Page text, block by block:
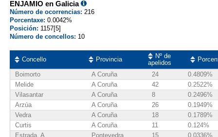
ENJAMIO en Galicia
Número de ocorrencias: 216
Porcentaxe: 0.0042%
Posición: 1157[5]
Número de concellos: 10
Concello Provincia
Nº de
apelidos
Boimorto A Coruña 24
0.4809%
Melide
A Coruña 42
0.2522%
Vilasantar
A Coruña 8
0.2496%
Arzúa
A Coruña 26
0.1949%
Vedra
A Coruña 18
0.1789%
Curtis
A Coruña 11
0.124%
Estrada, A
Pontevedra 15
0.0336%